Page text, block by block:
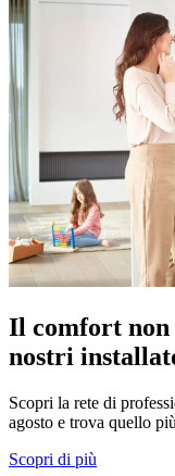
Il comfort non
nostri
Scopri la rete di
agosto e trova quello
Scopri di più